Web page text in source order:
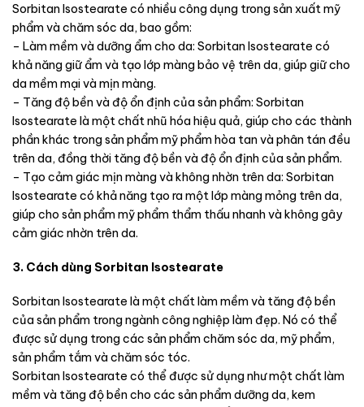
Sorbitan Isostearate có nhiều công dụng trong sản xuất mỹ
phẩm và chăm sóc da, bao gồm:
– Làm mềm và dưỡng ẩm cho da: Sorbitan Isostearate có
khả năng giữ ẩm và tạo lớp màng bảo vệ trên da, giúp giữ cho
da mềm mại và mịn màng.
– Tăng độ bền và độ ổn định của sản phẩm: Sorbitan
Isostearate là một chất nhũ hóa hiệu quả, giúp cho các thành
phần khác trong sản phẩm mỹ phẩm hòa tan và phân tán đều
trên da, đồng thời tăng độ bền và độ ổn định của sản phẩm.
– Tạo cảm giác mịn màng và không nhờn trên da: Sorbitan
Isostearate có khả năng tạo ra một lớp màng mỏng trên da,
giúp cho sản phẩm mỹ phẩm thẩm thấu nhanh và không gây
cảm giác nhờn trên da.
3. Cách dùng Sorbitan Isostearate
Sorbitan Isostearate là một chất làm mềm và tăng độ bền
của sản phẩm trong ngành công nghiệp làm đẹp. Nó có thể
được sử dụng trong các sản phẩm chăm sóc da, mỹ phẩm,
sản phẩm tắm và chăm sóc tóc.
Sorbitan Isostearate có thể được sử dụng như một chất làm
mềm và tăng độ bền cho các sản phẩm dưỡng da, kem